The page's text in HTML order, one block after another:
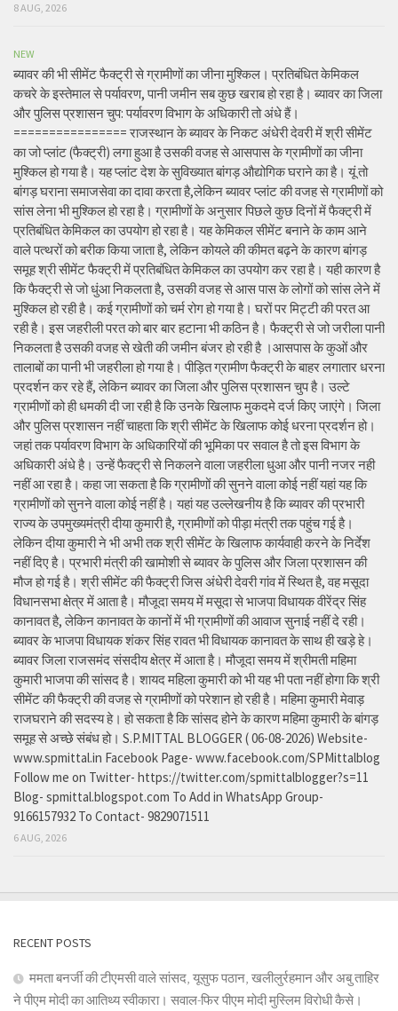
8 AUG, 2026
NEW
ब्यावर की भी सीमेंट फैक्ट्री से ग्रामीणों का जीना मुश्किल। प्रतिबंधित केमिकल
कचरे के इस्तेमाल से पर्यावरण, पानी जमीन सब कुछ खराब हो रहा है। ब्यावर का जिला
और पुलिस प्रशासन चुप: पर्यावरण विभाग के अधिकारी तो अंधे हैं।
================ राजस्थान के ब्यावर के निकट अंधेरी देवरी में श्री सीमेंट
का जो प्लांट (फैक्ट्री) लगा हुआ है उसकी वजह से आसपास के ग्रामीणों का जीना
मुश्किल हो गया है। यह प्लांट देश के सुविख्यात बांगड़ औद्योगिक घराने का है। यूं तो
बांगड़ घराना समाजसेवा का दावा करता है,लेकिन ब्यावर प्लांट की वजह से ग्रामीणों को
सांस लेना भी मुश्किल हो रहा है। ग्रामीणों के अनुसार पिछले कुछ दिनों में फैक्ट्री में
प्रतिबंधित केमिकल का उपयोग हो रहा है। यह केमिकल सीमेंट बनाने के काम आने
वाले पत्थरों को बरीक किया जाता है, लेकिन कोयले की कीमत बढ़ने के कारण बांगड़
समूह श्री सीमेंट फैक्ट्री में प्रतिबंधित केमिकल का उपयोग कर रहा है। यही कारण है
कि फैक्ट्री से जो धुंआ निकलता है, उसकी वजह से आस पास के लोगों को सांस लेने में
मुश्किल हो रही है। कई ग्रामीणों को चर्म रोग हो गया है। घरों पर मिट्टी की परत आ
रही है। इस जहरीली परत को बार बार हटाना भी कठिन है। फैक्ट्री से जो जरीला पानी
निकलता है उसकी वजह से खेती की जमीन बंजर हो रही है ।आसपास के कुओं और
तालाबों का पानी भी जहरीला हो गया है। पीड़ित ग्रामीण फैक्ट्री के बाहर लगातार धरना
प्रदर्शन कर रहे हैं, लेकिन ब्यावर का जिला और पुलिस प्रशासन चुप है। उल्टे
ग्रामीणों को ही धमकी दी जा रही है कि उनके खिलाफ मुकदमे दर्ज किए जाएंगे। जिला
और पुलिस प्रशासन नहीं चाहता कि श्री सीमेंट के खिलाफ कोई धरना प्रदर्शन हो।
जहां तक पर्यावरण विभाग के अधिकारियों की भूमिका पर सवाल है तो इस विभाग के
अधिकारी अंधे है। उन्हें फैक्ट्री से निकलने वाला जहरीला धुआ और पानी नजर नही
नहीं आ रहा है। कहा जा सकता है कि ग्रामीणों की सुनने वाला कोई नहीं यहां यह कि
ग्रामीणों को सुनने वाला कोई नहीं है। यहां यह उल्लेखनीय है कि ब्यावर की प्रभारी
राज्य के उपमुख्यमंत्री दीया कुमारी है, ग्रामीणों को पीड़ा मंत्री तक पहुंच गई है।
लेकिन दीया कुमारी ने भी अभी तक श्री सीमेंट के खिलाफ कार्यवाही करने के निर्देश
नहीं दिए है। प्रभारी मंत्री की खामोशी से ब्यावर के पुलिस और जिला प्रशासन की
मौज हो गई है। श्री सीमेंट की फैक्ट्री जिस अंधेरी देवरी गांव में स्थित है, वह मसूदा
विधानसभा क्षेत्र में आता है। मौजूदा समय में मसूदा से भाजपा विधायक वीरेंद्र सिंह
कानावत है, लेकिन कानावत के कानों में भी ग्रामीणों की आवाज सुनाई नहीं दे रही।
ब्यावर के भाजपा विधायक शंकर सिंह रावत भी विधायक कानावत के साथ ही खड़े हे।
ब्यावर जिला राजसमंद संसदीय क्षेत्र में आता है। मौजूदा समय में श्रीमती महिमा
कुमारी भाजपा की सांसद है। शायद महिला कुमारी को भी यह भी पता नहीं होगा कि श्री
सीमेंट की फैक्ट्री की वजह से ग्रामीणों को परेशान हो रही है। महिमा कुमारी मेवाड़
राजघराने की सदस्य हे। हो सकता है कि सांसद होने के कारण महिमा कुमारी के बांगड़
समूह से अच्छे संबंध हो। S.P.MITTAL BLOGGER ( 06-08-2026) Website-
www.spmittal.in Facebook Page- www.facebook.com/SPMittalblog
Follow me on Twitter- https://twitter.com/spmittalblogger?s=11
Blog- spmittal.blogspot.com To Add in WhatsApp Group-
9166157932 To Contact- 9829071511
6 AUG, 2026
RECENT POSTS
ममता बनर्जी की टीएमसी वाले सांसद, यूसुफ पठान, खलीलुर्रहमान और अबु ताहिर
ने पीएम मोदी का आतिथ्य स्वीकारा। सवाल-फिर पीएम मोदी मुस्लिम विरोधी कैसे।